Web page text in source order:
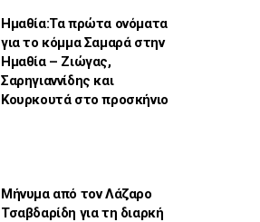
Ημαθία:Τα πρώτα ονόματα
για το κόμμα Σαμαρά στην
Ημαθία – Ζιώγας,
Σαρηγιαννίδης και
Κουρκουτά στο προσκήνιο
Μήνυμα από τον Λάζαρο
Τσαβδαρίδη για τη διαρκή